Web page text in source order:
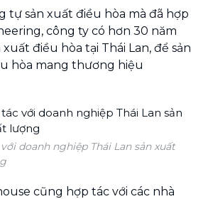
tự sản xuất điều hòa mà đã hợp
công ty có hơn 30 năm
điều hòa tại Thái Lan, để sản
hòa mang thương hiệu
doanh nghiệp Thái Lan sản xuất
cũng hợp tác với các nhà